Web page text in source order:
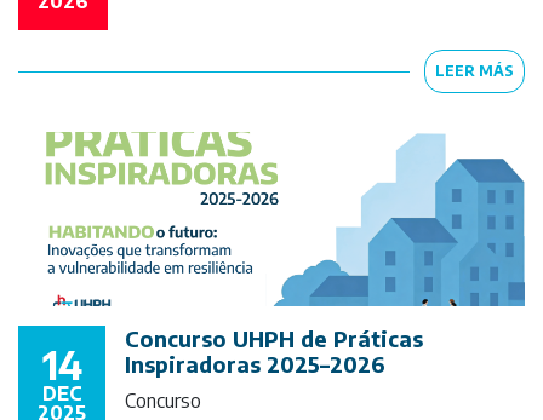
LEER MÁS
14
DEC
2025
Concurso UHPH de Práticas
Inspiradoras 2025–2026
Concurso